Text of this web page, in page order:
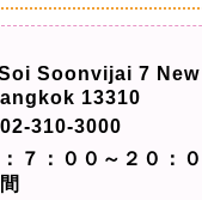
Soonvijai 7
13310
310-3000
７：００～２０：